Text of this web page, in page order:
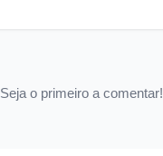
Seja o primeiro a comentar!